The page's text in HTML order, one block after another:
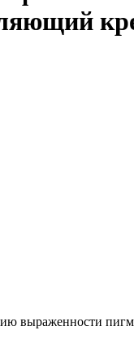
выраженности